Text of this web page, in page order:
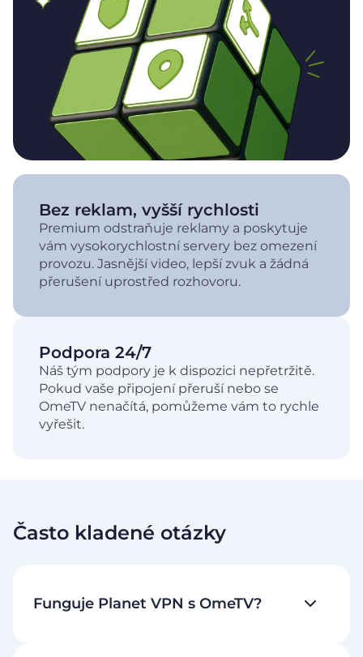
Bez reklam, vyšší rychlosti
Premium odstraňuje reklamy a poskytuje
vám vysokorychlostní servery bez omezení
provozu. Jasnější video, lepší zvuk a žádná
přerušení uprostřed rozhovoru.
Podpora 24/7
Náš tým podpory je k dispozici nepřetržitě.
Pokud vaše připojení přeruší nebo se
OmeTV nenačítá, pomůžeme vám to rychle
vyřešit.
Často kladené otázky
Funguje Planet VPN s OmeTV?